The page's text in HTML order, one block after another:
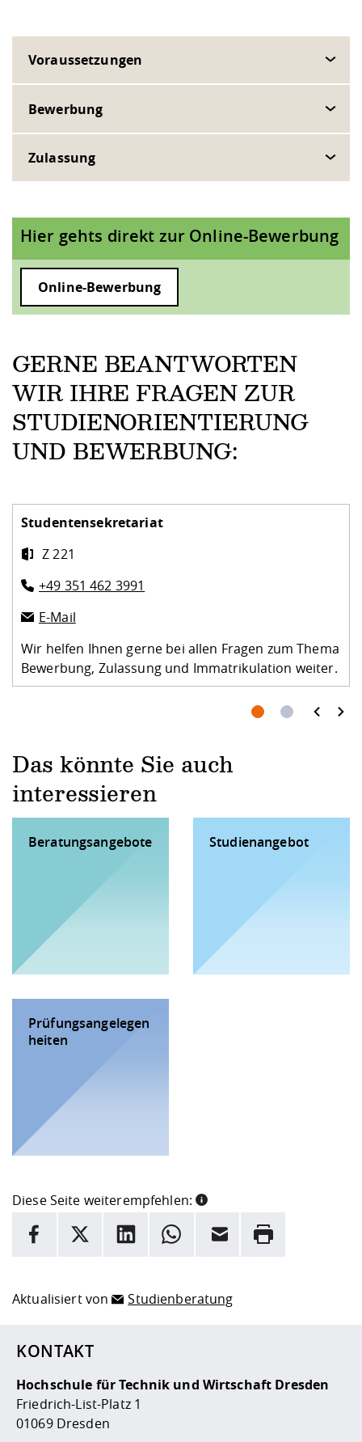
Voraussetzungen
Bewerbung
Zulassung
Hier gehts direkt zur Online-Bewerbung
Online-Bewerbung
GERNE BEANTWORTEN
WIR IHRE FRAGEN ZUR
STUDIENORIENTIERUNG
UND BEWERBUNG:
Studentensekretariat
Z 221
+49 351 462 3991
E-Mail
Wir helfen Ihnen gerne bei allen Fragen zum Thema
Bewerbung, Zulassung und Immatrikulation weiter.
prev next
Das könnte Sie auch
interessieren
Beratungsangebote Studienangebot
Prüfungsangelegen
heiten
Diese Seite weiterempfehlen:
INFORMATION
Facebook
X LinkedInWhatsappE-Mail Drucken
Aktualisiert von Studienberatung
KONTAKT
Hochschule für Technik und Wirtschaft Dresden
Friedrich-List-Platz 1
01069 Dresden